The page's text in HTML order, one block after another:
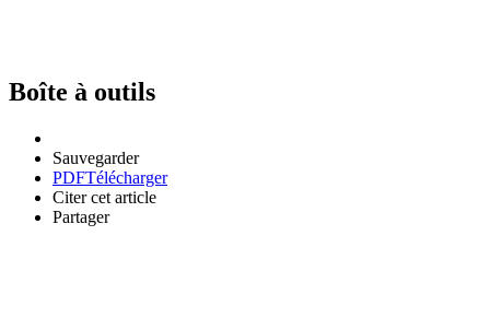
Boîte à outils
Sauvegarder
PDFTélécharger
Citer cet article
Partager